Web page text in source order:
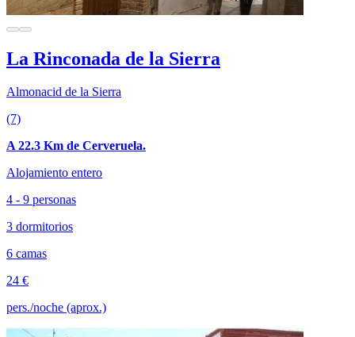
La Rinconada de la Sierra
Almonacid de la Sierra
(7)
A 22.3 Km de Cerveruela.
Alojamiento entero
4 - 9 personas
3 dormitorios
6 camas
24 €
pers./noche (aprox.)